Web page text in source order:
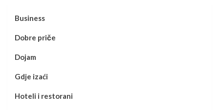
Business
Dobre priče
Dojam
Gdje izaći
Hoteli i restorani